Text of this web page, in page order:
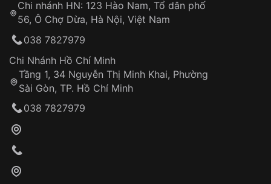
Từ khóa SEO:
Khách hàng kiểm tra và thanh toán trực tiếp
Đảm bảo quyền lợi khách hàng
Đồng hành cùng khách hàng trong suốt quá
trình sử dụng
Chi nhánh HN: 123 Hào Nam, Tổ dân phố
56, Ô Chợ Dừa, Hà Nội, Việt Nam
038 7827979
Chi Nhánh Hồ Chí Minh
Tầng 1, 34 Nguyễn Thị Minh Khai, Phường
Sài Gòn, TP. Hồ Chí Minh
038 7827979